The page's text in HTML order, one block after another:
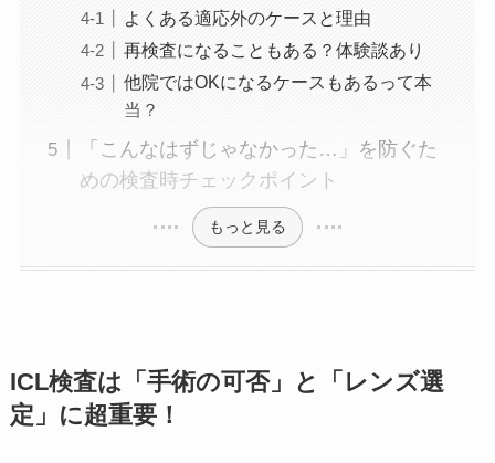
よくある適応外のケースと理由
再検査になることもある？体験談あり
他院ではOKになるケースもあるって本
当？
「こんなはずじゃなかった…」を防ぐた
めの検査時チェックポイント
もっと見る
ICL検査は「手術の可否」と「レンズ選
定」に超重要！